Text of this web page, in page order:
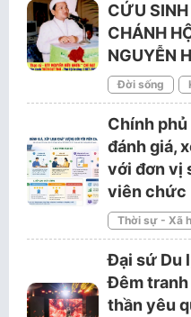
CỨU SINH
CHÁNH
NGUYỄN
Đời sống
Chính
đánh giá,
với đơn vị
viên chức
Thời sự - Xã
Đại sứ Du
Đêm
thần yêu